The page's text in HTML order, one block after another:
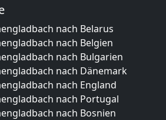
nach Belarus
nach Belgien
nach Bulgarien
nach Dänemark
nach England
nach Portugal
nach Bosnien